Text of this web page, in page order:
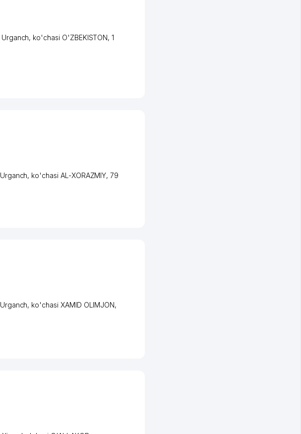
Urganch, ko'chasi O'ZBEKISTON, 1
Urganch, ko'chasi AL-XORAZMIY, 79
Urganch, ko'chasi XAMID OLIMJON,